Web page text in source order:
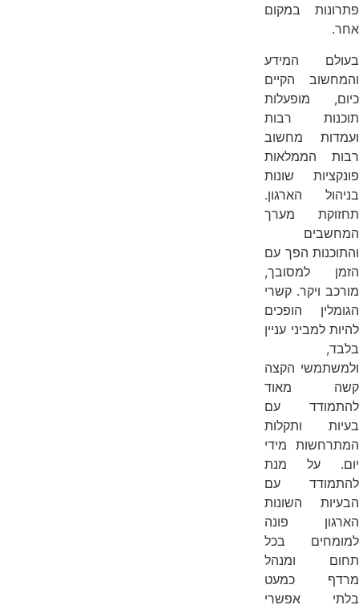
פתרונות במקום
אחר.
בעולם המידע
והמחשוב הקיים
כיום, מופעלות
תוכנות רבות
ועמדות מחשוב
רבות הממלאות
פונקציות שונות
בניהול הארגון.
תחזוקת מערך
המחשבים
והתוכנות הפך עם
הזמן למסובך,
מורכב ויקר. קשרי
הגומלין הופכים
להיות למביני עניין
בלבד,
ולמשתמשי הקצה
קשה מאוד
להתמודד עם
בעיות ותקלות
המתרחשות מידי
יום. על מנת
להתמודד עם
הבעיות השונות
הארגון פונה
למומחים בכל
תחום ומנהל
מרדף כמעט
בלתי אפשרי